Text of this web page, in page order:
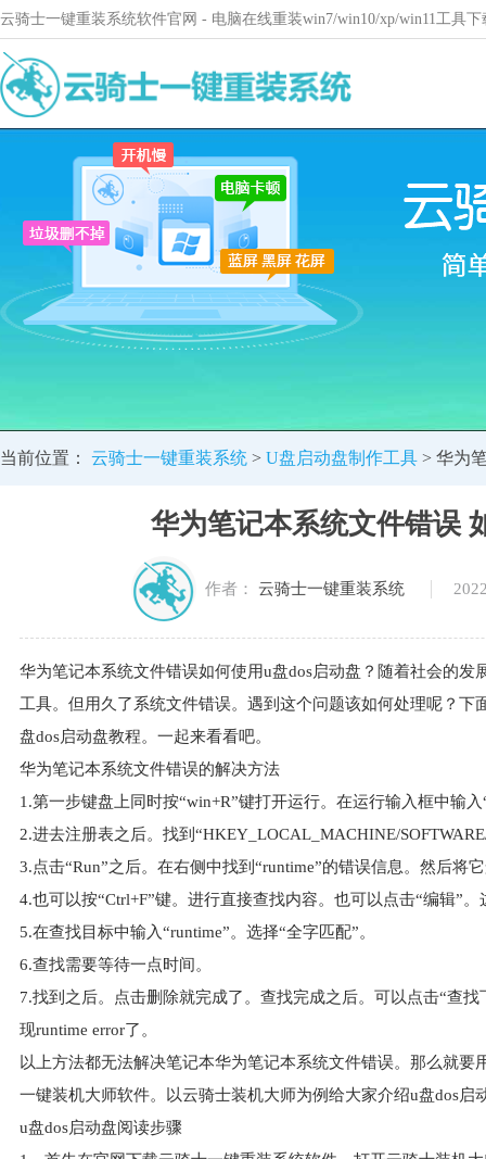
云骑士一键重装系统软件官网 - 电脑在线重装win7/win10/xp/win11工具
当前位置： 云骑士一键重装系统 > U盘启动盘制作工具 > 华为
华为笔记本系统文件错误
作者： 云骑士一键重装系统
华为笔记本系统文件错误如何使用u盘dos启动盘？随着社会的
工具。但用久了系统文件错误。遇到这个问题该如何处理呢？
盘dos启动盘教程。一起来看看吧。
华为笔记本系统文件错误的解决方法
1.第一步键盘上同时按“win+R”键打开运行。在运行输入框中输
2.进去注册表之后。找到“HKEY_LOCAL_MACHINE/
3.点击“Run”之后。在右侧中找到“runtime”的错误信息。然后将
4.也可以按“Ctrl+F”键。进行直接查找内容。也可以点击“编辑”
5.在查找目标中输入“runtime”。选择“全字匹配”。
6.查找需要等待一点时间。
7.找到之后。点击删除就完成了。查找完成之后。可以点击“查
现runtime error了。
以上方法都无法解决笔记本华为笔记本系统文件错误。那么就
一键装机大师软件。以云骑士装机大师为例给大家介绍u盘dos启
u盘dos启动盘阅读步骤